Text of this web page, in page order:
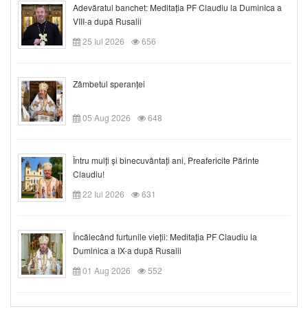
Adevăratul banchet: Meditația PF Claudiu la Duminica a
VIII-a după Rusalii
25 Iul 2026
656
Zâmbetul speranței
05 Aug 2026 648
Întru mulți și binecuvântați ani, Preafericite Părinte
Claudiu!
22 Iul 2026
631
Încălecând furtunile vieții: Meditația PF Claudiu la
Duminica a IX-a după Rusalii
01 Aug 2026
552